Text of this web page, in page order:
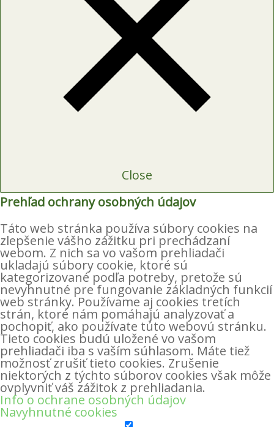
Close
Prehľad ochrany osobných údajov
Táto web stránka používa súbory cookies na
zlepšenie vášho zážitku pri prechádzaní
webom. Z nich sa vo vašom prehliadači
ukladajú súbory cookie, ktoré sú
kategorizované podľa potreby, pretože sú
nevyhnutné pre fungovanie základných funkcií
web stránky. Používame aj cookies tretích
strán, ktoré nám pomáhajú analyzovať a
pochopiť, ako používate túto webovú stránku.
Tieto cookies budú uložené vo vašom
prehliadači iba s vaším súhlasom. Máte tiež
možnosť zrušiť tieto cookies. Zrušenie
niektorých z týchto súborov cookies však môže
ovplyvniť váš zážitok z prehliadania.
Info o ochrane osobných údajov
Navyhnutné cookies